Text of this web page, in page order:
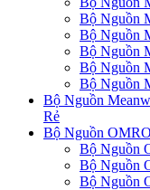
Bộ Nguồn
Bộ Nguồn
Bộ Nguồn
Bộ Nguồn
Bộ Nguồn
Bộ Nguồn
Rẻ
Bộ Nguồn
Bộ Nguồn
Bộ Nguồn
Bộ Nguồn